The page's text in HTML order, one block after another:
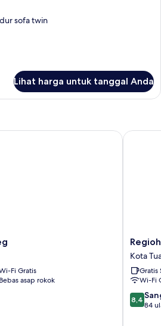
sofa twin
Lihat harga untuk tanggal Anda
Fi Gratis
Bebas asap rokok
Bunte
Stadt
Kota
Tua
Kota
Gratis
Wi-Fi
8.4
dari
8,4
84